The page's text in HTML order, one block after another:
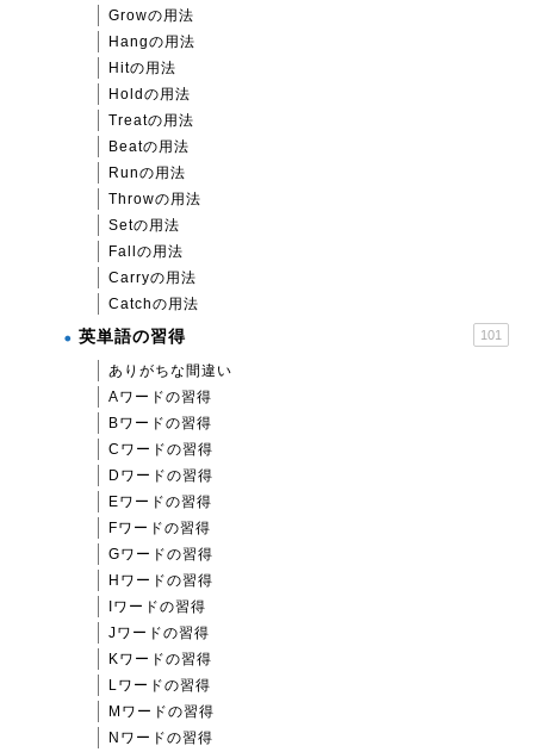
Growの用法
Hangの用法
Hitの用法
Holdの用法
Treatの用法
Beatの用法
Runの用法
Throwの用法
Setの用法
Fallの用法
Carryの用法
Catchの用法
英単語の習得 101
ありがちな間違い
Aワードの習得
Bワードの習得
Cワードの習得
Dワードの習得
Eワードの習得
Fワードの習得
Gワードの習得
Hワードの習得
Iワードの習得
Jワードの習得
Kワードの習得
Lワードの習得
Mワードの習得
Nワードの習得